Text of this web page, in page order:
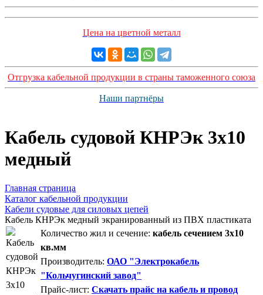
Цена на цветной металл
Отгрузка кабельной продукции в страны таможенного союза
Наши партнёры
Кабель судовой КНРЭк 3x10
медный
Главная страница
Каталог кабельной продукции
Кабели судовые для силовых цепей
Кабель КНРЭк медный экранированный из ПВХ пластиката
Количество жил и сечение: кабель сечением 3x10
кв.мм
Производитель: ОАО "Электрокабель
"Кольчугинский завод"
Прайс-лист: Скачать прайс на кабель и провод